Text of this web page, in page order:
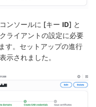
ンソールに [キー ID] と
ライアントの設定に必要
す。セットアップの進行
示されました。